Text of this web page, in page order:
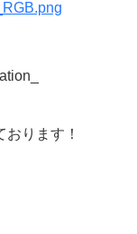
ります！